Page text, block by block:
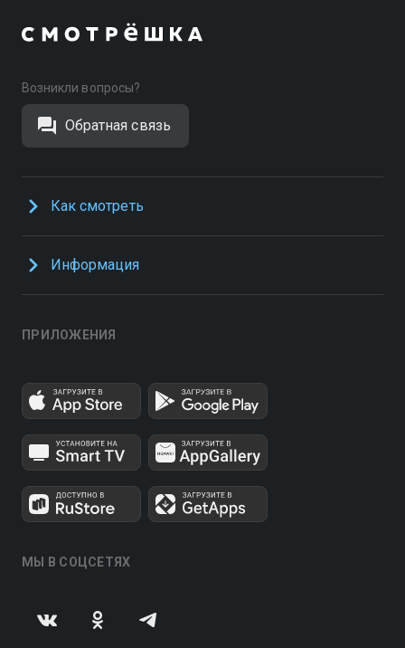
Возникли вопросы?
Обратная связь
Как смотреть
Информация
ПРИЛОЖЕНИЯ
МЫ В СОЦСЕТЯХ